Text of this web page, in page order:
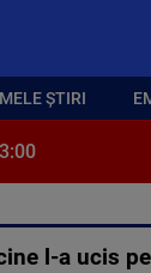
ȘTIRI
l-a ucis